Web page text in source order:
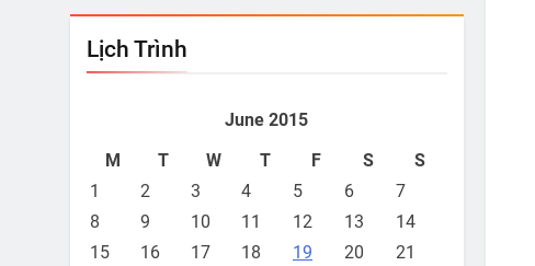
Lịch Trình
June 2015
M
T W T F S
S
1
2 3 4 5 6
7
8
9 10 11 12 13
14
15
16 17 18 19 20
21